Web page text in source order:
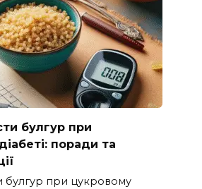
булгур при
поради та
булгур при цукровому